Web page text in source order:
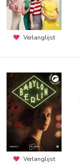
Verlanglijst
Verlanglijst